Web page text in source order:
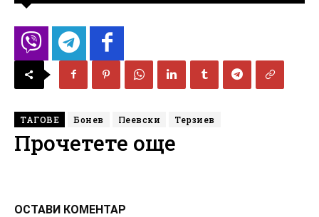
ТАГОВЕ Бонев Пеевски Терзиев
Прочетете още
ОСТАВИ КОМЕНТАР